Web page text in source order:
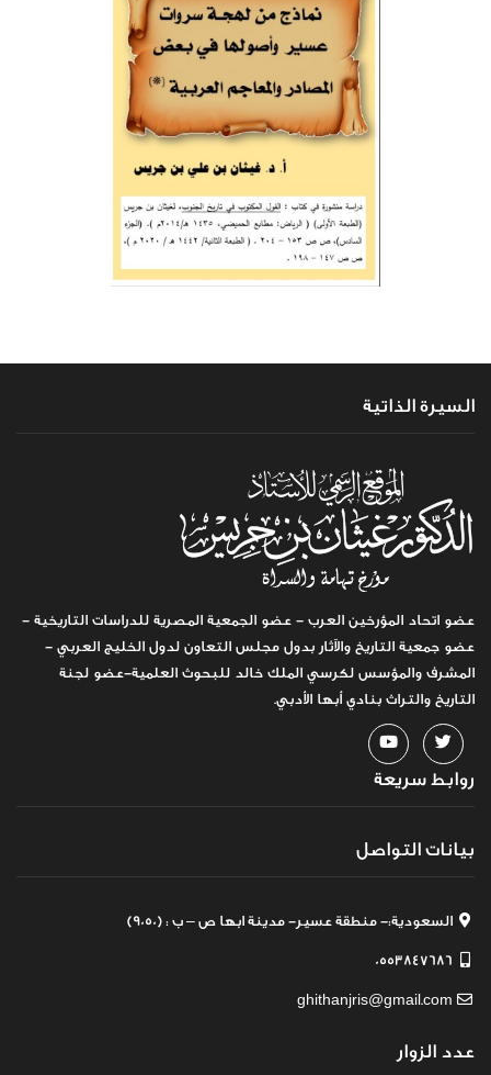
السيرة الذاتية
عضو اتحاد المؤرخين العرب - عضو الجمعية المصرية للدراسات التاريخية -
عضو جمعية التاريخ والآثار بدول مجلس التعاون لدول الخليج العربي -
المشرف والمؤسس لكرسي الملك خالد للبحوث العلمية-عضو لجنة
التاريخ والتراث بنادي أبها الأدبي.
روابط سريعة
بيانات التواصل
السعودية:- منطقة عسير- مدينة ابها ص – ب : (9050)
0553847686
ghithanjris@gmail.com
عدد الزوار